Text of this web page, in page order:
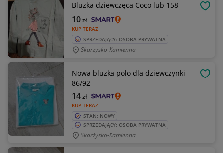
Bluzka dziewczęca Coco lub 158
KUP TERAZ
10zł
SPRZEDAJĄCY: OSOBA PRYWATNA
Skarżysko-Kamienna
Nowa bluzka polo dla dziewczynki
86/92
KUP TERAZ
14zł
STAN: NOWY
SPRZEDAJĄCY: OSOBA PRYWATNA
Skarżysko-Kamienna